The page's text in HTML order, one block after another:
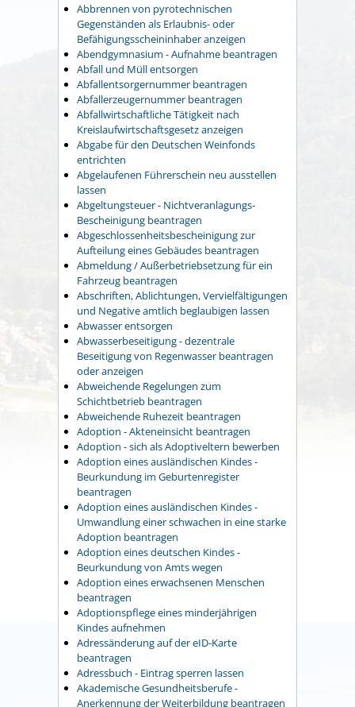
Abbrennen von pyrotechnischen
Gegenständen als Erlaubnis- oder
Befähigungsscheininhaber anzeigen
Abendgymnasium - Aufnahme beantragen
Abfall und Müll entsorgen
Abfallentsorgernummer beantragen
Abfallerzeugernummer beantragen
Abfallwirtschaftliche Tätigkeit nach
Kreislaufwirtschaftsgesetz anzeigen
Abgabe für den Deutschen Weinfonds
entrichten
Abgelaufenen Führerschein neu ausstellen
lassen
Abgeltungsteuer - Nichtveranlagungs-
Bescheinigung beantragen
Abgeschlossenheitsbescheinigung zur
Aufteilung eines Gebäudes beantragen
Abmeldung / Außerbetriebsetzung für ein
Fahrzeug beantragen
Abschriften, Ablichtungen, Vervielfältigungen
und Negative amtlich beglaubigen lassen
Abwasser entsorgen
Abwasserbeseitigung - dezentrale
Beseitigung von Regenwasser beantragen
oder anzeigen
Abweichende Regelungen zum
Schichtbetrieb beantragen
Abweichende Ruhezeit beantragen
Adoption - Akteneinsicht beantragen
Adoption - sich als Adoptiveltern bewerben
Adoption eines ausländischen Kindes -
Beurkundung im Geburtenregister
beantragen
Adoption eines ausländischen Kindes -
Umwandlung einer schwachen in eine starke
Adoption beantragen
Adoption eines deutschen Kindes -
Beurkundung von Amts wegen
Adoption eines erwachsenen Menschen
beantragen
Adoptionspflege eines minderjährigen
Kindes aufnehmen
Adressänderung auf der eID-Karte
beantragen
Adressbuch - Eintrag sperren lassen
Akademische Gesundheitsberufe -
Anerkennung der Weiterbildung beantragen